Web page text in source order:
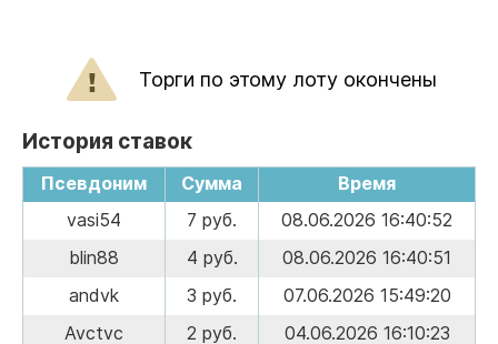
Торги по этому лоту окончены
История ставок
Псевдоним Сумма
Время
vasi54
7 руб.
08.06.2026 16:40:52
blin88
4 руб.
08.06.2026 16:40:51
andvk
3 руб.
07.06.2026 15:49:20
Avctvc
2 руб. 04.06.2026 16:10:23